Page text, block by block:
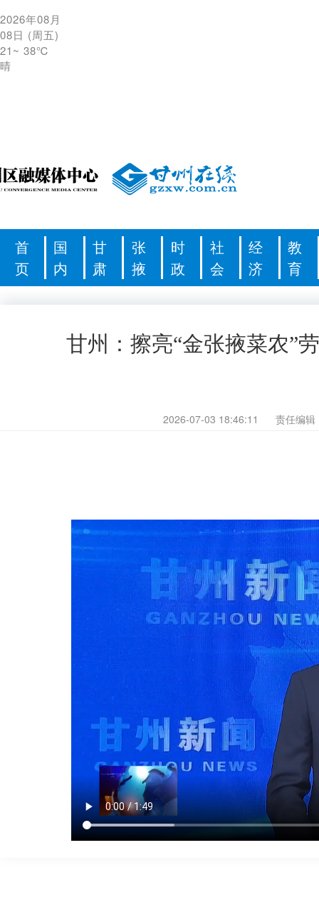
2026年08月
08日 (周五)
21~ 38℃
晴
首
页
国
内
甘
肃
张
掖
时
政
社
会
经
济
教
育
甘州：擦亮“金张掖菜农”
2026-07-03 18:46:11 责任编辑